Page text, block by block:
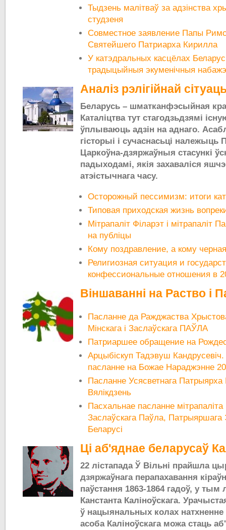
Тыдзень малітваў за адзінства
студзеня
Совместное заявление Папы
Святейшего Патриарха Кирилла
У катэдральных касцёлах
традыцыйныя экуменічныя
Аналіз рэлігійнай
Беларусь – шматканфэсыйная
Каталіцтва тут стагодзьдзямі
ўплываюць адзін на аднаго.
гісторыі і сучаснасьці належыць
Царкоўна-дзяржаўныя стасункі
падыходамі, якія захаваліся
атэістычнага часу.
Осторожный пессимизм: итоги
Типовая приходская жизнь
Мітрапаліт Філарэт і мітрапаліт
на публіцы
Кому поздравление, а кому
Религиозная ситуация и
конфессиональные отношения в
Віншаванні на Раство і
Пасланне да Ражджаства
Мінскага і Заслаўскага ПАЎЛА
Патриаршее обращение на
Арцыбіскуп Тадэвуш
пасланне на Божае Нараджэнне
Пасланне Усясветнага
Вялікдзень
Пасхальнае пасланне мітрапаліта
Заслаўскага Паўла, Патрыяршага
Беларусі
Ці аб'яднае беларусаў
22 лістапада Ў Вільні прайшла
дзяржаўнага перапахавання
паўстання 1863-1864 гадоў, у тым
Канстанта Каліноўскага.
ў нацыянальных колах
асоба Каліноўскага можа стаць